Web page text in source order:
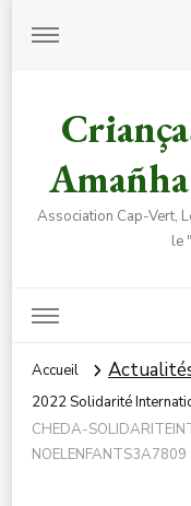
Association Cap-Vert,
le
Accueil
2022 Solidarité
CHEDA-
NOELENFANTS3A7809